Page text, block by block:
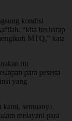
kondisi
“kita berharap
MTQ,” kata
itu
para peserta
yang
kami, semuanya
melayani para